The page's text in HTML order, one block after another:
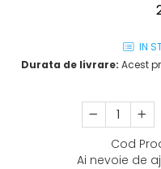
IN
Durata de livrare: Acest
Cod
Ai nevoie de